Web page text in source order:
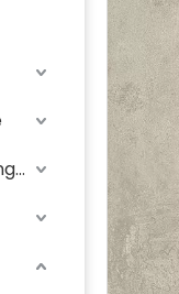
Plancher en bois d'ingénieur